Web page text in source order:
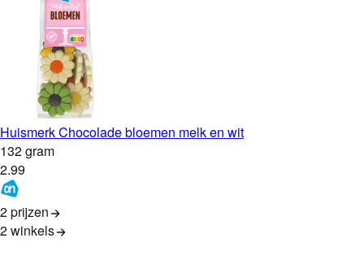
Huismerk Chocolade bloemen melk en wit
132 gram
2.99
2 prijzen
2winkels